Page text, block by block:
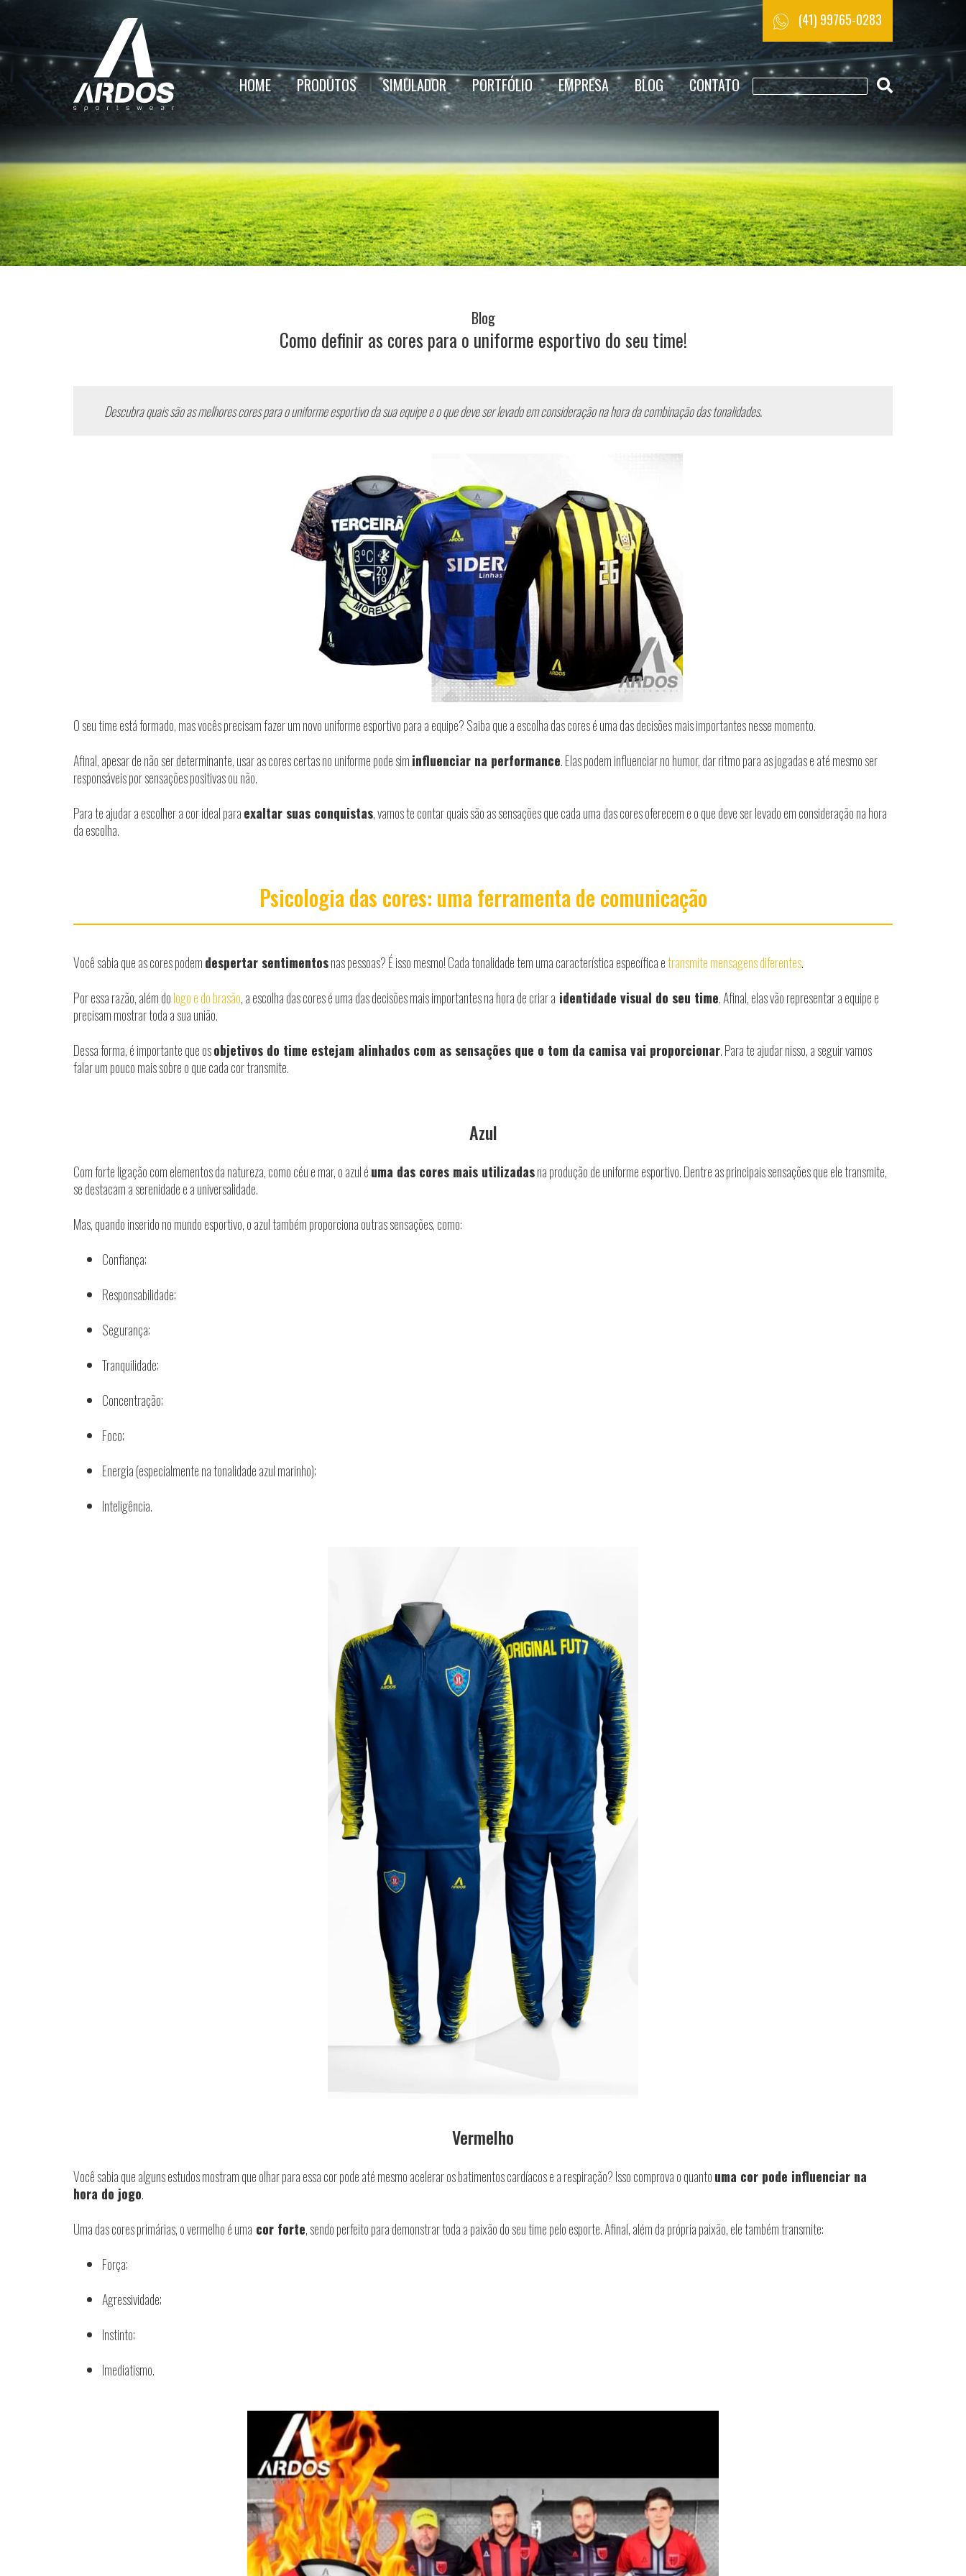
(41) 99765-0283
HOME PRODUTOS SIMULADOR PORTFÓLIO EMPRESA BLOG CONTATO
Blog
Como definir as cores para o uniforme esportivo do seu time!
Descubra quais sãoas melhores cores para o uniforme esportivo da sua equipe e o que deve ser levado em consideração na hora da combinação das tonalidades.
O seu time está formado, mas vocês precisam fazer um novo uniforme esportivo para a equipe? Saiba que a escolha das cores é uma das decisões mais importantes nesse momento.
Afinal, apesar de não ser determinante, usar as cores certas no uniforme pode siminfluenciar na performance. Elas podem influenciar no humor, dar ritmo para as jogadas e até mesmo ser
responsáveis por sensações positivas ou não.
Para te ajudar a escolher a cor ideal paraexaltar suas conquistas, vamos te contar quais são as sensações que cada uma das cores oferecem e o que deve ser levado em consideração na hora
da escolha.
Psicologia das cores: uma ferramenta de comunicação
Você sabia que as cores podemdespertar sentimentosnas pessoas? É isso mesmo! Cada tonalidade tem uma característica específica etransmite mensagens diferentes.
Por essa razão, além dologo e do brasão, a escolha das cores é uma das decisões mais importantes na hora de criar a identidade visual do seu time. Afinal, elas vão representar a equipe e
precisam mostrar toda a sua união.
Dessa forma, é importante que osobjetivos do time estejam alinhados com as sensações que o tom da camisa vai proporcionar. Para te ajudar nisso, a seguir vamos
falar um pouco mais sobre o que cada cor transmite.
Azul
Com forte ligação com elementos da natureza, como céu e mar, o azul éuma das cores mais utilizadasna produção de uniforme esportivo. Dentre as principais sensações que ele transmite,
se destacam a serenidade e a universalidade.
Mas, quando inserido no mundo esportivo, o azul também proporciona outras sensações, como:
Confiança;
Responsabilidade;
Segurança;
Tranquilidade;
Concentração;
Foco;
Energia (especialmente na tonalidade azul marinho);
Inteligência.
Vermelho
Você sabia que alguns estudos mostram que olhar para essa cor pode até mesmo acelerar os batimentos cardíacos e a respiração? Isso comprova o quantouma cor pode influenciar na
hora do jogo.
Uma das cores primárias, o vermelho é uma cor forte, sendo perfeito para demonstrar toda a paixão do seu time pelo esporte. Afinal, além da própria paixão, ele também transmite:
Força;
Agressividade;
Instinto;
Imediatismo.